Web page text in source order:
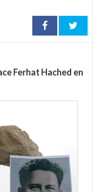
Ferhat Hached en